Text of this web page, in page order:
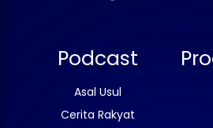
Podcast
Asal Usul
Cerita Rakyat